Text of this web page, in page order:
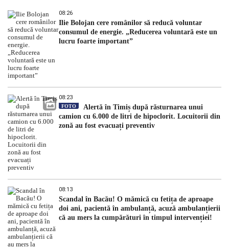
08:26
Ilie Bolojan cere românilor să reducă voluntar
consumul de energie. „Reducerea voluntară este un
lucru foarte important”
08:23
FOTO
Alertă în Timiș după răsturnarea unui
camion cu 6.000 de litri de hipoclorit. Locuitorii din
zonă au fost evacuați preventiv
08:13
Scandal în Bacău! O mămică cu fetița de aproape
doi ani, pacientă în ambulanță, acuză ambulanțierii
că au mers la cumpărături în timpul intervenției!